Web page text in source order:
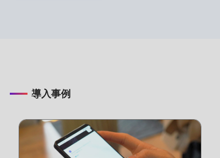
導入事例